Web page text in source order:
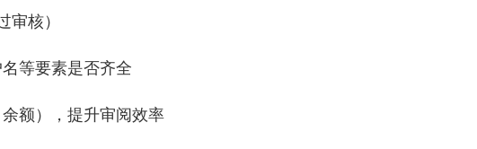
核）
等要素是否齐全
额），提升审阅效率